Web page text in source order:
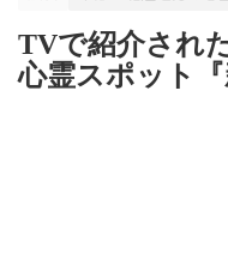
TVで紹介され
心霊スポット『